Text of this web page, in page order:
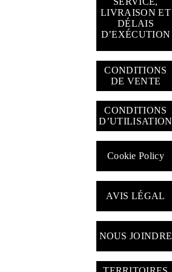
GESTION DES
TÉMOINS
CONDITIONS
D’UTILISATION
CONDITIONS
DE VENTE
AVIS LÉGAL
LIVRAISON ET
DÉLAIS
D’EXÉCUTION
NOUS JOINDRE
Cookie Policy